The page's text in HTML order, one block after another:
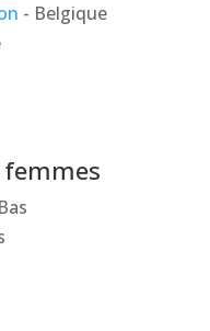
- Belgique